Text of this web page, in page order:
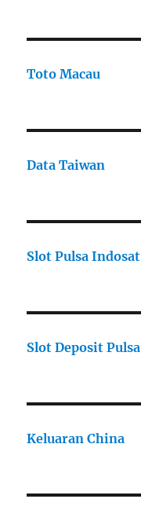
Toto Macau
Data Taiwan
Slot Pulsa Indosat
Slot Deposit Pulsa
Keluaran China